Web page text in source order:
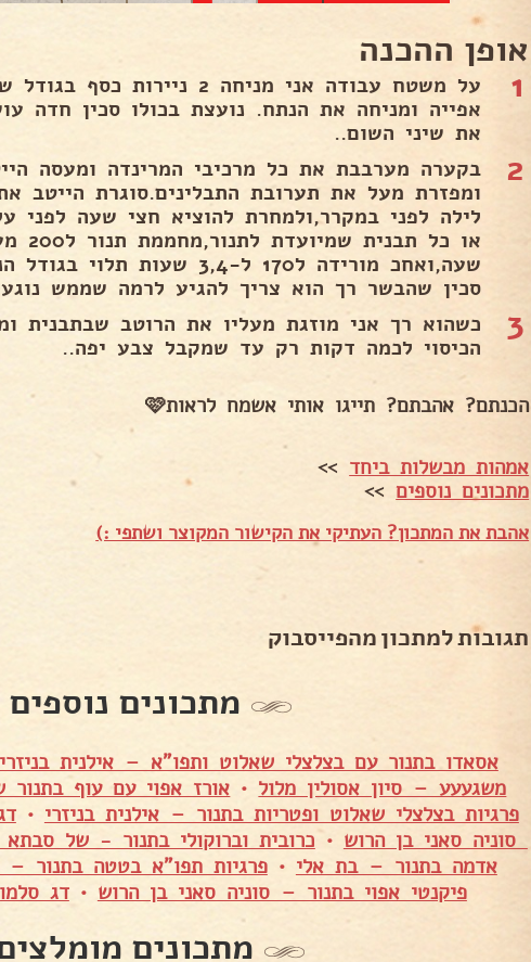
אופן ההכנה
1
על משטח עבודה אני מניחה 2
אפייה ומניחה את הנתח. נועצת בכולו סכין חדה
את שיני השום..
2
בקערה מערבבת את כל מרכיבי המרינדה ומעסה
ומפזרת מעל את תערובת התבלינים.סוגרת הייטב
לילה לפני במקרר,ולמחרת להוציא חצי שעה לפני
או
שעה,ואחכ מורידה ל170 ל-3,4
סכין שהבשר רך הוא צריך להגיע לרמה שממש
3
כשהוא רך אני מוזגת מעליו את הרוטב שבתבנית
הכיסוי לכמה דקות רק עד שמקבל צבע יפה..
הכנתם? אהבתם? תייגו אותי אשמח לראות🩷
אמהות מבשלות ביחד >>
מתכונים נוספים>>
אהבת את המתכון? העתיקי את הקישור המקוצר ושתפי :)
תגובות למתכון מהפייסבוק
מתכונים נוספים
אסאדו בתנור עם בצלצלי שאלוט ותפו"א – אילנית בניזרי
משגעעע – סיון אסולין מלול • אורז אפוי עם עוף
פרגיות בצלצלי שאלוט ופטריות בתנור – אילנית בניזרי •
סוניה סאני בן הרוש •כרובית וברוקולי בתנור - של
אדמה בתנור – בת אלי •פרגיות תפו"א בטטה בתנור –
פיקנטי אפוי בתנור – סוניה סאני בן הרוש •דג
מתכונים